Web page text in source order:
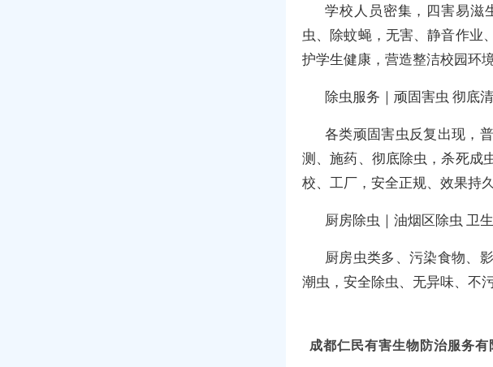
学校人员密集，四害易滋
虫、除蚊蝇，无害、静音作业
护学生健康，营造整洁校园环境
除虫服务｜顽固害虫 彻底
各类顽固害虫反复出现，
测、施药、彻底除虫，杀死成
校、工厂，安全正规、效果持
厨房除虫｜油烟区除虫 卫
厨房虫类多、污染食物、
潮虫，安全除虫、无异味、不
成都仁民有害生物防治服务有